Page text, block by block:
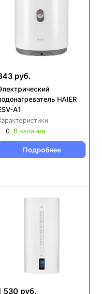
руб.
HAIER
A1
0 В наличии
Подробнее
530 руб.